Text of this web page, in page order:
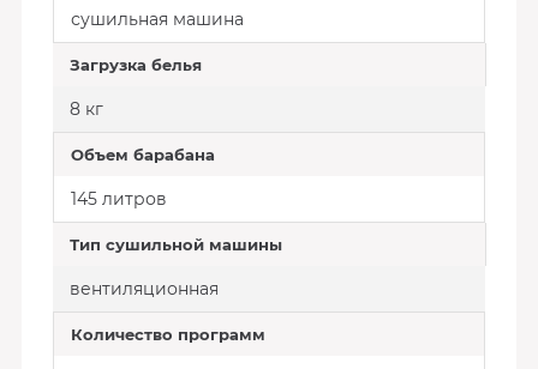
сушильная машина
Загрузка белья
8 кг
Объем барабана
145 литров
Тип сушильной машины
вентиляционная
Количество программ